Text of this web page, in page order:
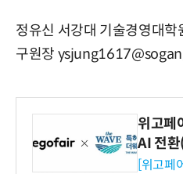
정유신 서강대 기술경영대
구원장
위고페
AI 전
시엄 선
[위고페